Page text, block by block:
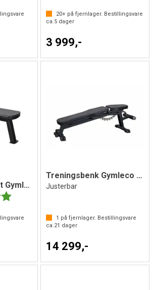
20+på fjernlager. Bestillingsvare
ca.5dager
3 999,-
Treningsbenk Flat Gymleco
5.0 av 5 mulige
Treningsbenk Gymleco Decline Benk
Justerbar
1 på fjernlager. Bestillingsvare
ca.21 dager
14 299,-